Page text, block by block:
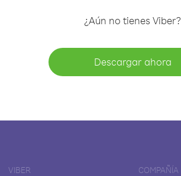
¿Aún no tienes Viber?
Descargar ahora
VIBER COMPAÑÍA